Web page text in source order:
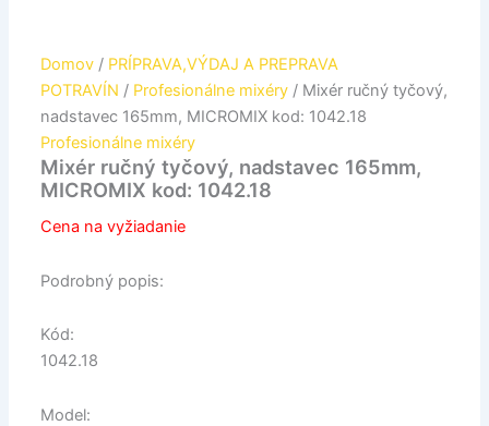
Domov / PRÍPRAVA,VÝDAJ A PREPRAVA
POTRAVÍN / Profesionálne mixéry / Mixér ručný tyčový,
nadstavec 165mm, MICROMIX kod: 1042.18
Profesionálne mixéry
Mixér ručný tyčový, nadstavec 165mm,
MICROMIX kod: 1042.18
Cena na vyžiadanie
Podrobný popis:
Kód:
1042.18
Model: